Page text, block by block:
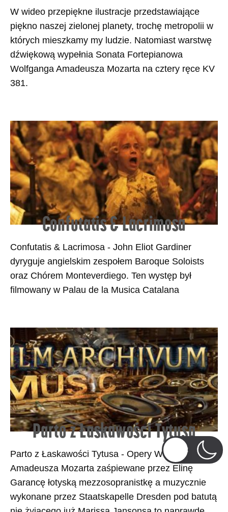
W wideo przepiękne ilustracje przedstawiające
piękno naszej zielonej planety, trochę metropolii w
których mieszkamy my ludzie. Natomiast warstwę
dźwiękową wypełnia Sonata Fortepianowa
Wolfganga Amadeusza Mozarta na cztery ręce KV
381.
Confutatis & Lacrimosa
Confutatis & Lacrimosa - John Eliot Gardiner
dyryguje angielskim zespołem Baroque Soloists
oraz Chórem Monteverdiego. Ten występ był
filmowany w Palau de la Musica Catalana
Parto z Łaskawości Tytusa
Parto z Łaskawości Tytusa - Opery Wolfganga
Amadeusza Mozarta zaśpiewane przez Elinę
Garancę łotyską mezzosopranistkę a muzycznie
wykonane przez Staatskapelle Dresden pod batutą